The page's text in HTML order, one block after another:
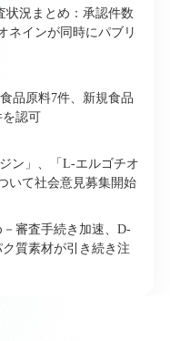
状況まとめ：承認件数
ネインが同時にパブリ
品原料7件、新規食品
認可
ン」、「L-エルゴチオ
いて社会意見募集開始
審査手続き加速、D-
質素材が引き続き注